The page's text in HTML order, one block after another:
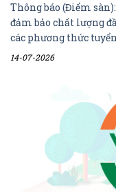
Thông báo (Điểm
đảm bảo chất lượng
các phương thức
14-07-2026